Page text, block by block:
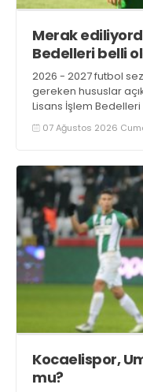
Merak
Bedelleri belli
2026 - 2027 futbol
gereken hususlar
Lisans İşlem
07 Ağustos 2026
Kocaelispor,
mu?